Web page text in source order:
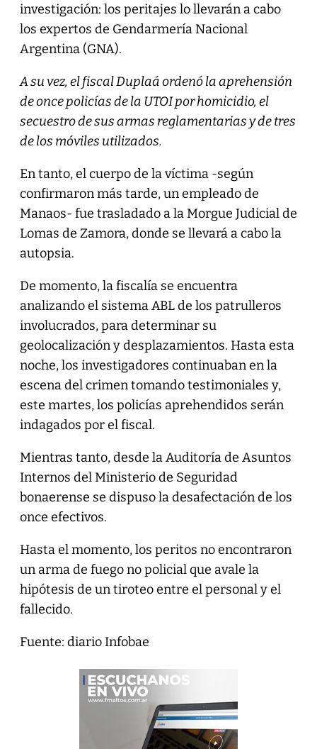
investigación: los peritajes lo llevarán a cabo
los expertos de Gendarmería Nacional
Argentina (GNA).
A su vez, el fiscal Duplaá ordenó la aprehensión
de once policías de la UTOI por homicidio, el
secuestro de sus armas reglamentarias y de tres
de los móviles utilizados.
En tanto, el cuerpo de la víctima -según
confirmaron más tarde, un empleado de
Manaos- fue trasladado a la Morgue Judicial de
Lomas de Zamora, donde se llevará a cabo la
autopsia.
De momento, la fiscalía se encuentra
analizando el sistema ABL de los patrulleros
involucrados, para determinar su
geolocalización y desplazamientos. Hasta esta
noche, los investigadores continuaban en la
escena del crimen tomando testimoniales y,
este martes, los policías aprehendidos serán
indagados por el fiscal.
Mientras tanto, desde la Auditoría de Asuntos
Internos del Ministerio de Seguridad
bonaerense se dispuso la desafectación de los
once efectivos.
Hasta el momento, los peritos no encontraron
un arma de fuego no policial que avale la
hipótesis de un tiroteo entre el personal y el
fallecido.
Fuente: diario Infobae